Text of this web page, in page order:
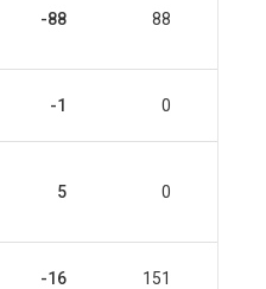
-88 88
-1 0
5 0
-16 151